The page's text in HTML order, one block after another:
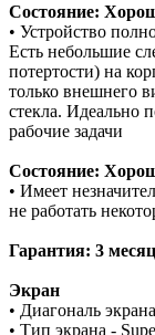
Состояние:
• Устройство
Есть небольшие
потертости) на
только внешнего
стекла. Идеально
рабочие задачи
Состояние:
• Имеет
не работать
Гарантия: 3
Экран
• Диагональ
• Тип экрана -